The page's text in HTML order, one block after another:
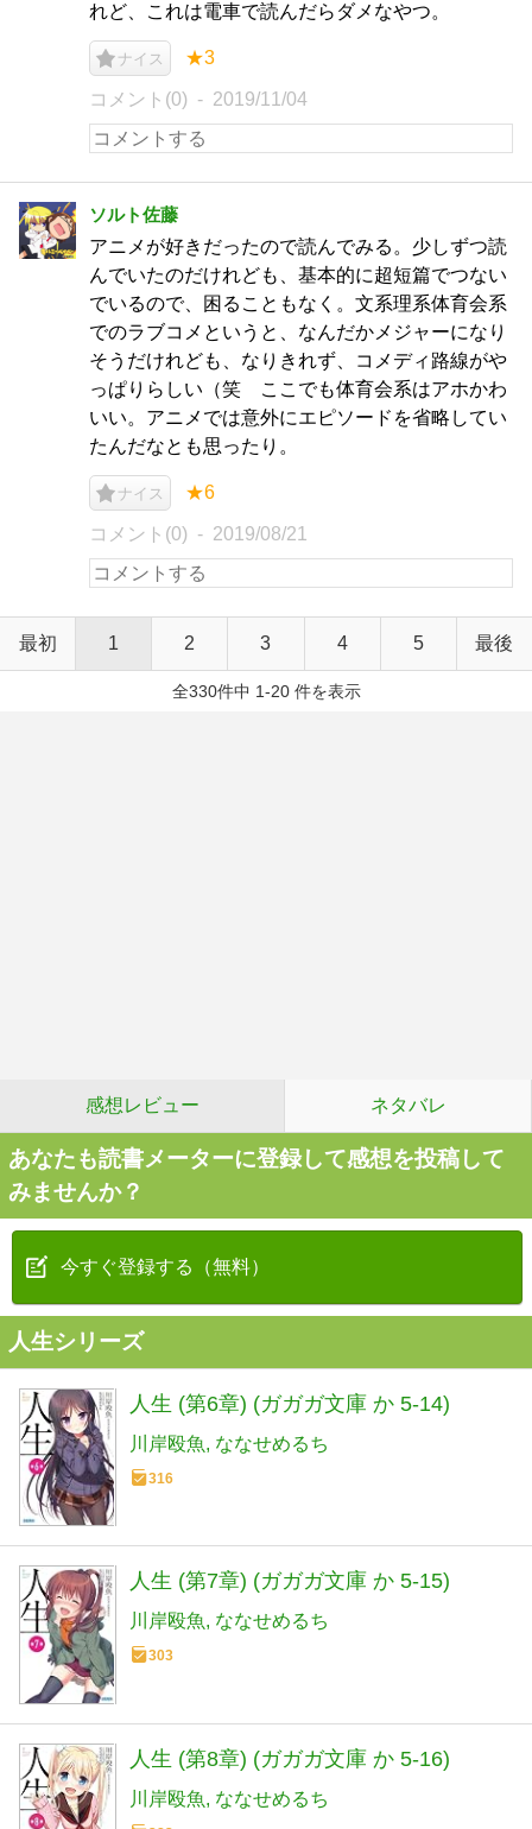
れど、これは電車で読んだらダメなやつ。
ナイス ★3
コメント(0) 2019/11/04
ソルト佐藤
アニメが好きだったので読んでみる。少しずつ読
んでいたのだけれども、基本的に超短篇でつない
でいるので、困ることもなく。文系理系体育会系
でのラブコメというと、なんだかメジャーになり
そうだけれども、なりきれず、コメディ路線がや
っぱりらしい（笑 ここでも体育会系はアホかわ
いい。アニメでは意外にエピソードを省略してい
たんだなとも思ったり。
ナイス ★6
コメント(0) 2019/08/21
最初 1 2 3 4 5 最後
全330件中 1-20 件を表示
感想レビュー ネタバレ
あなたも読書メーターに登録して感想を投稿して
みませんか？
今すぐ登録する（無料）
人生シリーズ
人生 (第6章) (ガガガ文庫 か 5-14)
川岸殴魚 ななせめるち
316
人生 (第7章) (ガガガ文庫 か 5-15)
川岸殴魚 ななせめるち
303
人生 (第8章) (ガガガ文庫 か 5-16)
川岸殴魚 ななせめるち